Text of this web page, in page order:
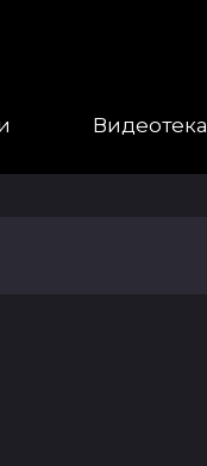
Видеотека